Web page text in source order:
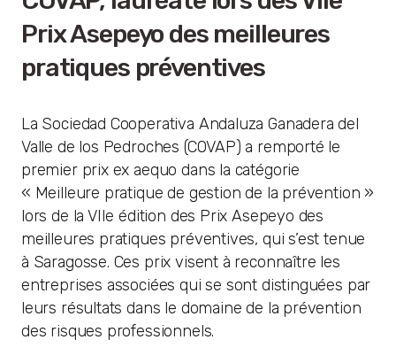
Prix Asepeyo des meilleures
pratiques préventives
La Sociedad Cooperativa Andaluza Ganadera del
Valle de los Pedroches (COVAP) a remporté le
premier prix ex aequo dans la catégorie
« Meilleure pratique de gestion de la prévention »
lors de la VIIe édition des Prix Asepeyo des
meilleures pratiques préventives, qui s’est tenue
à Saragosse. Ces prix visent à reconnaître les
entreprises associées qui se sont distinguées par
leurs résultats dans le domaine de la prévention
des risques professionnels.